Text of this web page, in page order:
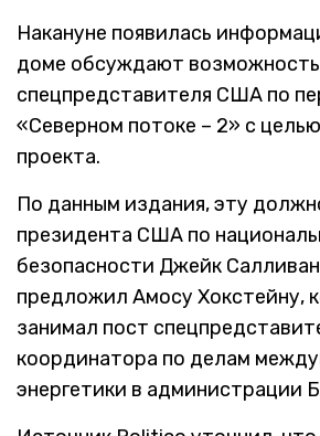
Накануне появилась
доме обсуждают возможность
спецпредставителя США по
«Северном потоке – 2» с
проекта.
По данным издания, эту
президента США по
безопасности Джейк
предложил Амосу Хокстейну,
занимал пост
координатора по делам
энергетики в администрации